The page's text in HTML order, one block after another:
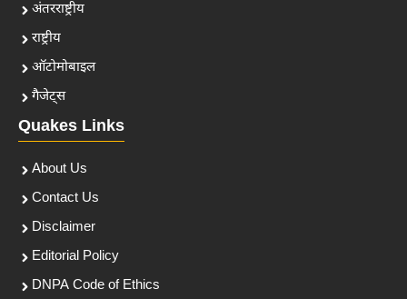
अंतरराष्ट्रीय
राष्ट्रीय
ऑटोमोबाइल
गैजेट्स
Quakes Links
About Us
Contact Us
Disclaimer
Editorial Policy
DNPA Code of Ethics